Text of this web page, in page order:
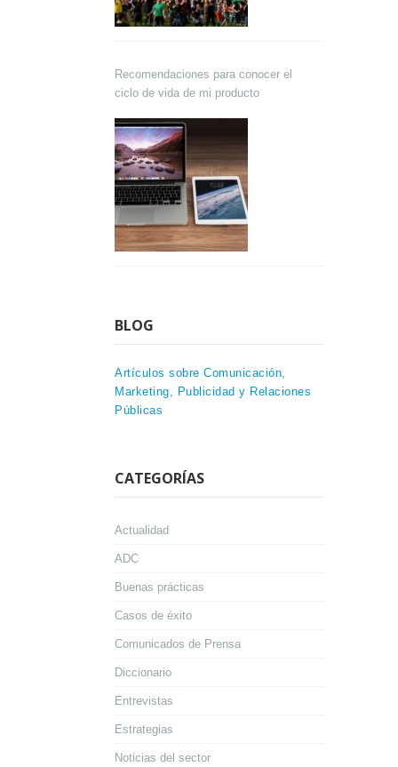
Recomendaciones para conocer el
ciclo de vida de mi producto
BLOG
Artículos sobre Comunicación,
Marketing, Publicidad y Relaciones
Públicas
CATEGORÍAS
Actualidad
ADC
Buenas prácticas
Casos de éxito
Comunicados de Prensa
Diccionario
Entrevistas
Estrategias
Noticias del sector